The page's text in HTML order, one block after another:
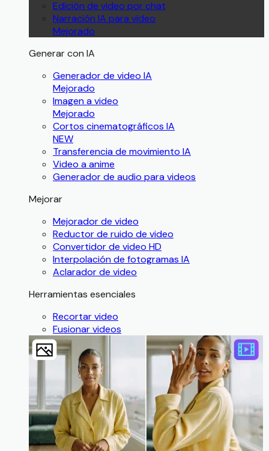
Edición de video por chat
Narración IA para video
Mejorado
Generar con IA
Generador de video IA
Mejorado
Imagen a video
Mejorado
Cortos cinematográficos IA
NEW
Transferencia de movimiento IA
Video a anime
Generador de audio para videos
Mejorar
Mejorador de video
Reductor de ruido de video
Convertidor de video HD
Interpolación de fotogramas IA
Aclarador de video
Herramientas esenciales
Recortar video
Fusionar videos